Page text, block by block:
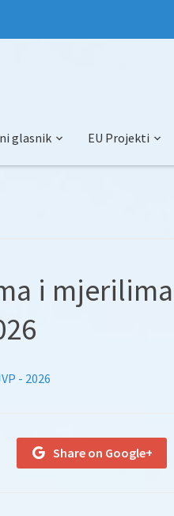
glasnik EU Projekti
i mjerilima
- 2026
Share on Google+